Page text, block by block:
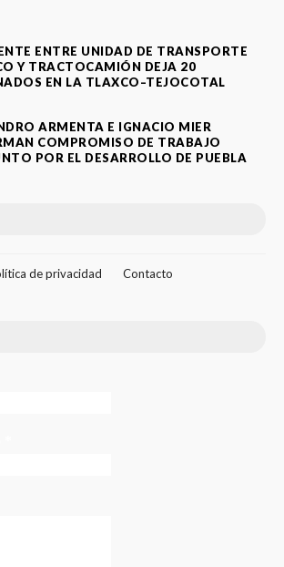
ENTRE UNIDAD DE TRANSPORTE
Y TRACTOCAMIÓN DEJA 20
EN LA TLAXCO–TEJOCOTAL
ARMENTA E IGNACIO MIER
COMPROMISO DE TRABAJO
POR EL DESARROLLO DE PUEBLA
de privacidad Contacto